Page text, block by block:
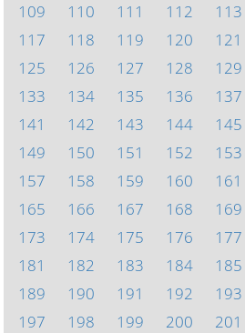
109
110 111 112 113
117
118 119 120 121
125
126 127 128 129
133
134 135 136 137
141
142 143 144 145
149
150 151 152 153
157
158 159 160 161
165
166 167 168 169
173
174 175 176 177
181
182 183 184 185
189
190 191 192 193
197
198 199 200 201